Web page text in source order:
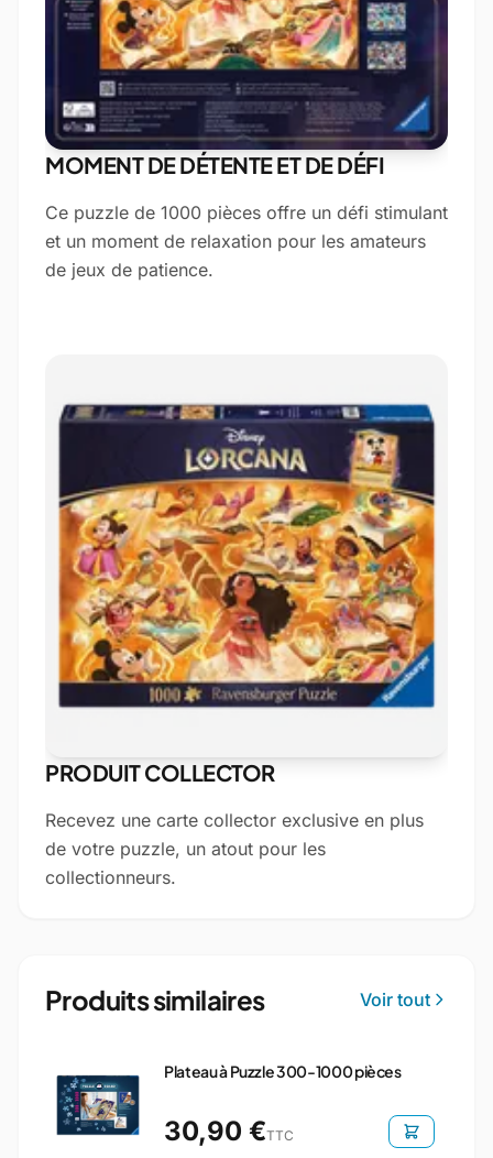
MOMENT DE DÉTENTE ET DE DÉFI
Ce puzzle de 1000 pièces offre un défi stimulant
et un moment de relaxation pour les amateurs
de jeux de patience.
PRODUIT COLLECTOR
Recevez une carte collector exclusive en plus
de votre puzzle, un atout pour les
collectionneurs.
Produits similaires Voir tout
Plateau à Puzzle 300-1000 pièces
30,90 €TTC